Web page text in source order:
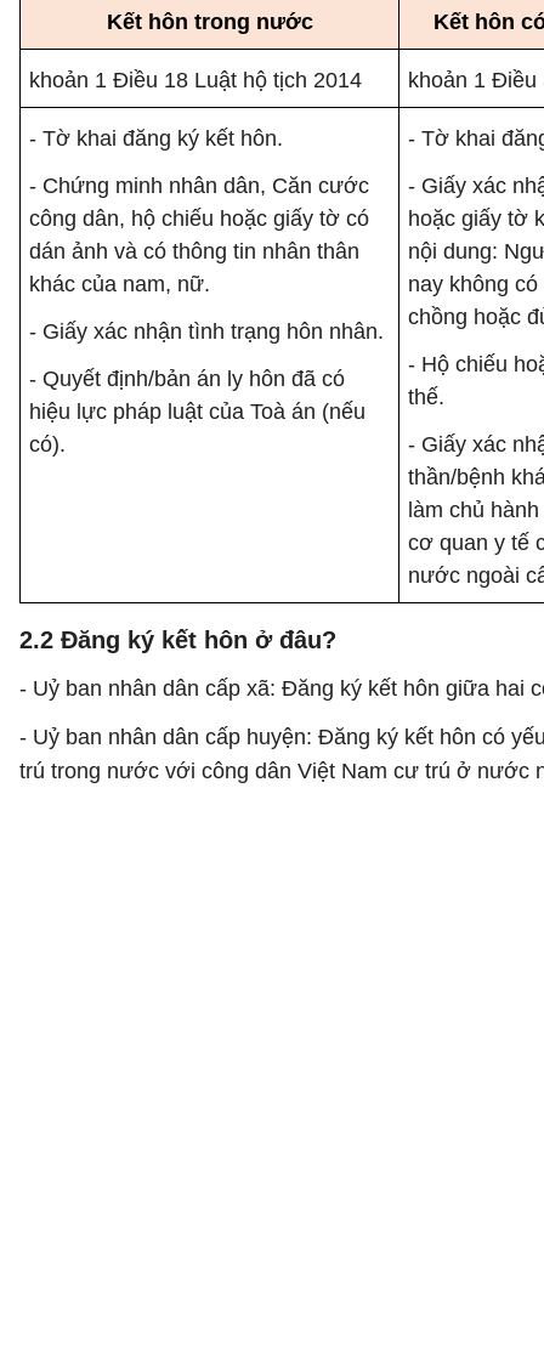
Kết hôn trong nước Kết hôn
khoản 1 Điều 18 Luật hộ tịch 2014 khoản 1 Điều
- Tờ khai đăng ký kết hôn.
- Chứng minh nhân dân, Căn cước
công dân, hộ chiếu hoặc giấy tờ có
dán ảnh và có thông tin nhân thân
khác của nam, nữ.
- Giấy xác nhận tình trạng hôn nhân.
- Quyết định/bản án ly hôn đã có
hiệu lực pháp luật của Toà án (nếu
có).
- Tờ khai
- Giấy xác
hoặc giấy tờ
nội dung:
nay không
chồng hoặc
- Hộ chiếu
thế.
- Giấy xác
thần/bệnh
làm chủ
cơ quan y tế
nước ngoài
2.2 Đăng ký kết hôn ở đâu?
- Uỷ ban nhân dân cấp xã: Đăng ký kết hôn giữa hai
- Uỷ ban nhân dân cấp huyện: Đăng ký kết hôn có
trú trong nước với công dân Việt Nam cư trú ở